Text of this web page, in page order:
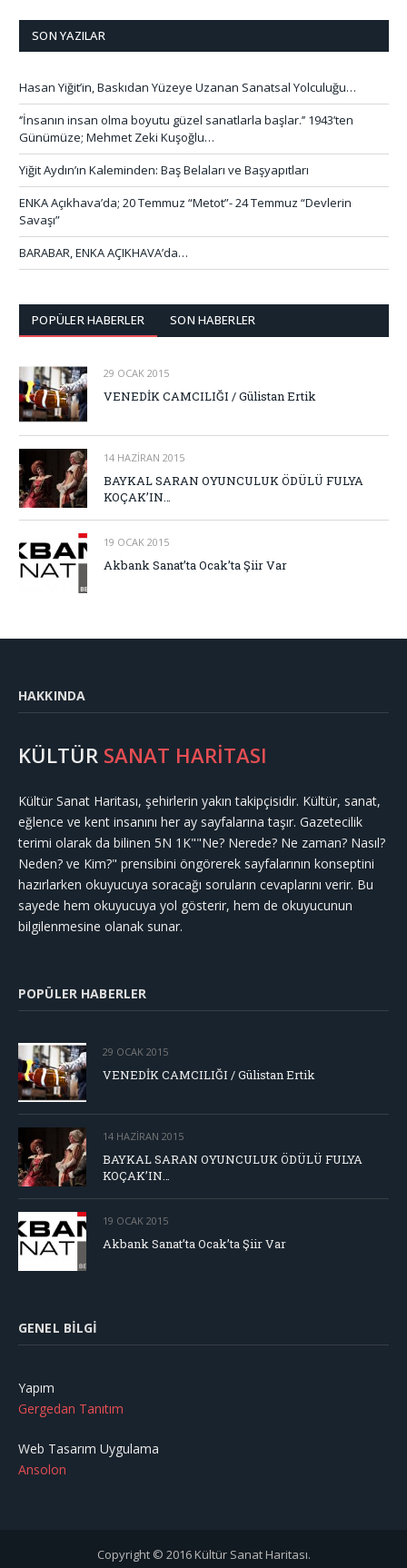
SON YAZILAR
Hasan Yiğit’in, Baskıdan Yüzeye Uzanan Sanatsal Yolculuğu…
‘’İnsanın insan olma boyutu güzel sanatlarla başlar.’’ 1943’ten
Günümüze; Mehmet Zeki Kuşoğlu…
Yiğit Aydın’ın Kaleminden: Baş Belaları ve Başyapıtları
ENKA Açıkhava’da; 20 Temmuz “Metot”- 24 Temmuz “Devlerin
Savaşı”
BARABAR, ENKA AÇIKHAVA’da…
POPÜLER HABERLER SON HABERLER
29 OCAK 2015
VENEDİK CAMCILIĞI / Gülistan Ertik
14 HAZIRAN 2015
BAYKAL SARAN OYUNCULUK ÖDÜLÜ FULYA
KOÇAK’IN…
19 OCAK 2015
Akbank Sanat’ta Ocak’ta Şiir Var
HAKKINDA
KÜLTÜR SANAT HARİTASI
Kültür Sanat Haritası, şehirlerin yakın takipçisidir. Kültür, sanat,
eğlence ve kent insanını her ay sayfalarına taşır. Gazetecilik
terimi olarak da bilinen 5N 1K""Ne? Nerede? Ne zaman? Nasıl?
Neden? ve Kim?" prensibini öngörerek sayfalarının konseptini
hazırlarken okuyucuya soracağı soruların cevaplarını verir. Bu
sayede hem okuyucuya yol gösterir, hem de okuyucunun
bilgilenmesine olanak sunar.
POPÜLER HABERLER
29 OCAK 2015
VENEDİK CAMCILIĞI / Gülistan Ertik
14 HAZIRAN 2015
BAYKAL SARAN OYUNCULUK ÖDÜLÜ FULYA
KOÇAK’IN…
19 OCAK 2015
Akbank Sanat’ta Ocak’ta Şiir Var
GENEL BILGI
Yapım
Gergedan Tanıtım
Web Tasarım Uygulama
Ansolon
Copyright © 2016 Kültür Sanat Haritası.